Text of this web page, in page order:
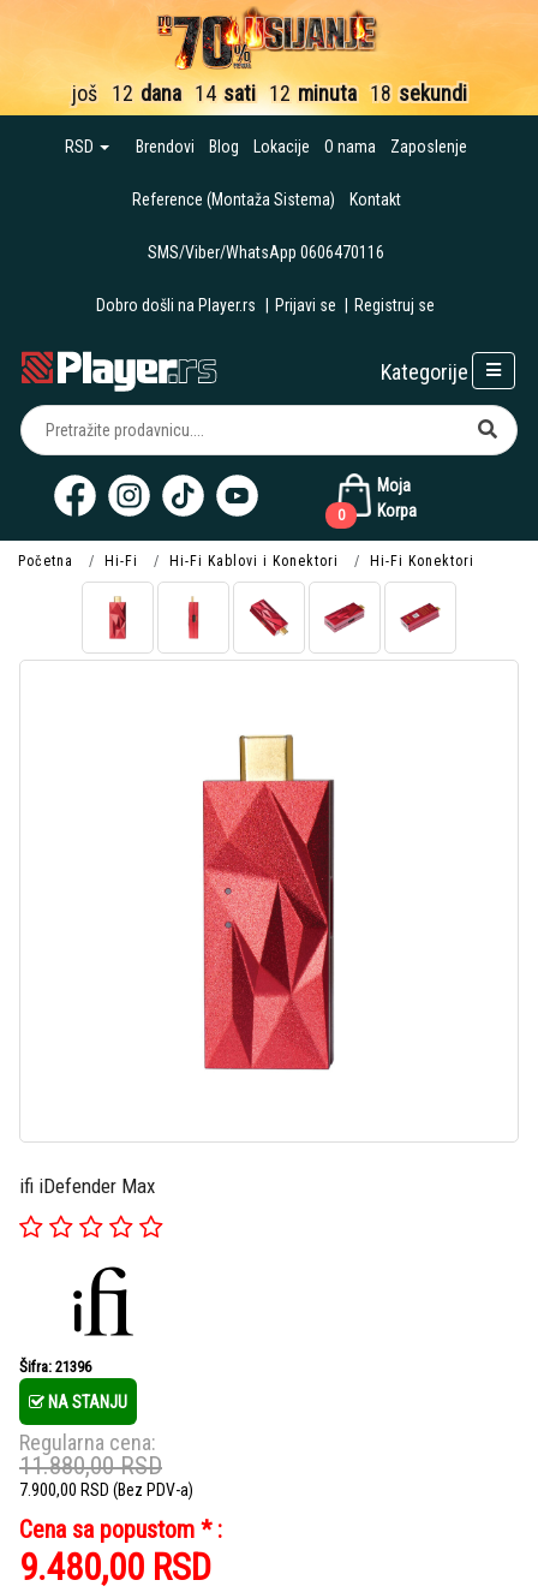
još 12 dana 14 sati 12 minuta 17 sekundi
RSD Brendovi Blog Lokacije O nama Zaposlenje
Reference (Montaža Sistema) Kontakt
SMS/Viber/WhatsApp 0606470116
Dobro došli na Player.rs Prijavi se Registruj se
Moja
Korpa
0
Kategorije
Početna Hi-Fi Hi-Fi Kablovi i Konektori Hi-Fi Konektori
ifi iDefender Max
Šifra: 21396
NA STANJU
Regularna cena:
11.880,00RSD
7.900,00 RSD (Bez PDV-a)
Cena sa popustom * :
9.480,00 RSD